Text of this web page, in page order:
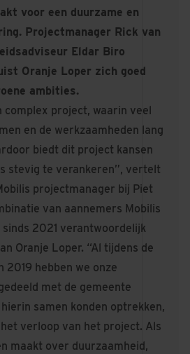
voor een duurzame en
Projectmanager Rick van
Eldar Biro
Oranje Loper zich goed
ambities.
complex project, waarin veel
en de werkzaamheden lang
biedt dit project kansen
stevig te verankeren”, vertelt
projectmanager bij Piet
van aannemers Mobilis
2021 verantwoordelijk
Oranje Loper. “Al tijdens de
2019 hebben we onze
met de gemeente
samen konden optrekken,
verloop van het project. Als
maakt over duurzaamheid,